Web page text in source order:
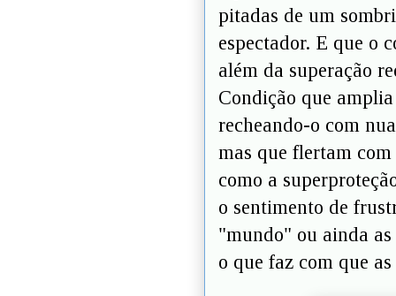
pitadas de um
espectador. E que o
além da superação
Condição que
recheando-o com
mas que flertam
como a
o sentimento de
"mundo" ou ainda
o que faz com que